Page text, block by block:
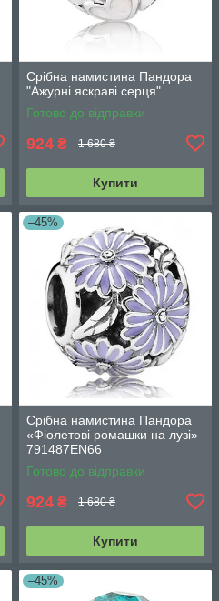
Срібна намистина Пандора
"Ажурні яскраві серця"
Готово до відправки
924 ₴ 1 680 ₴
Купити
–45%
Срібна намистина Пандора
«Фіолетові ромашки на лузі»
791487EN66
Готово до відправки
924 ₴ 1 680 ₴
Купити
–45%